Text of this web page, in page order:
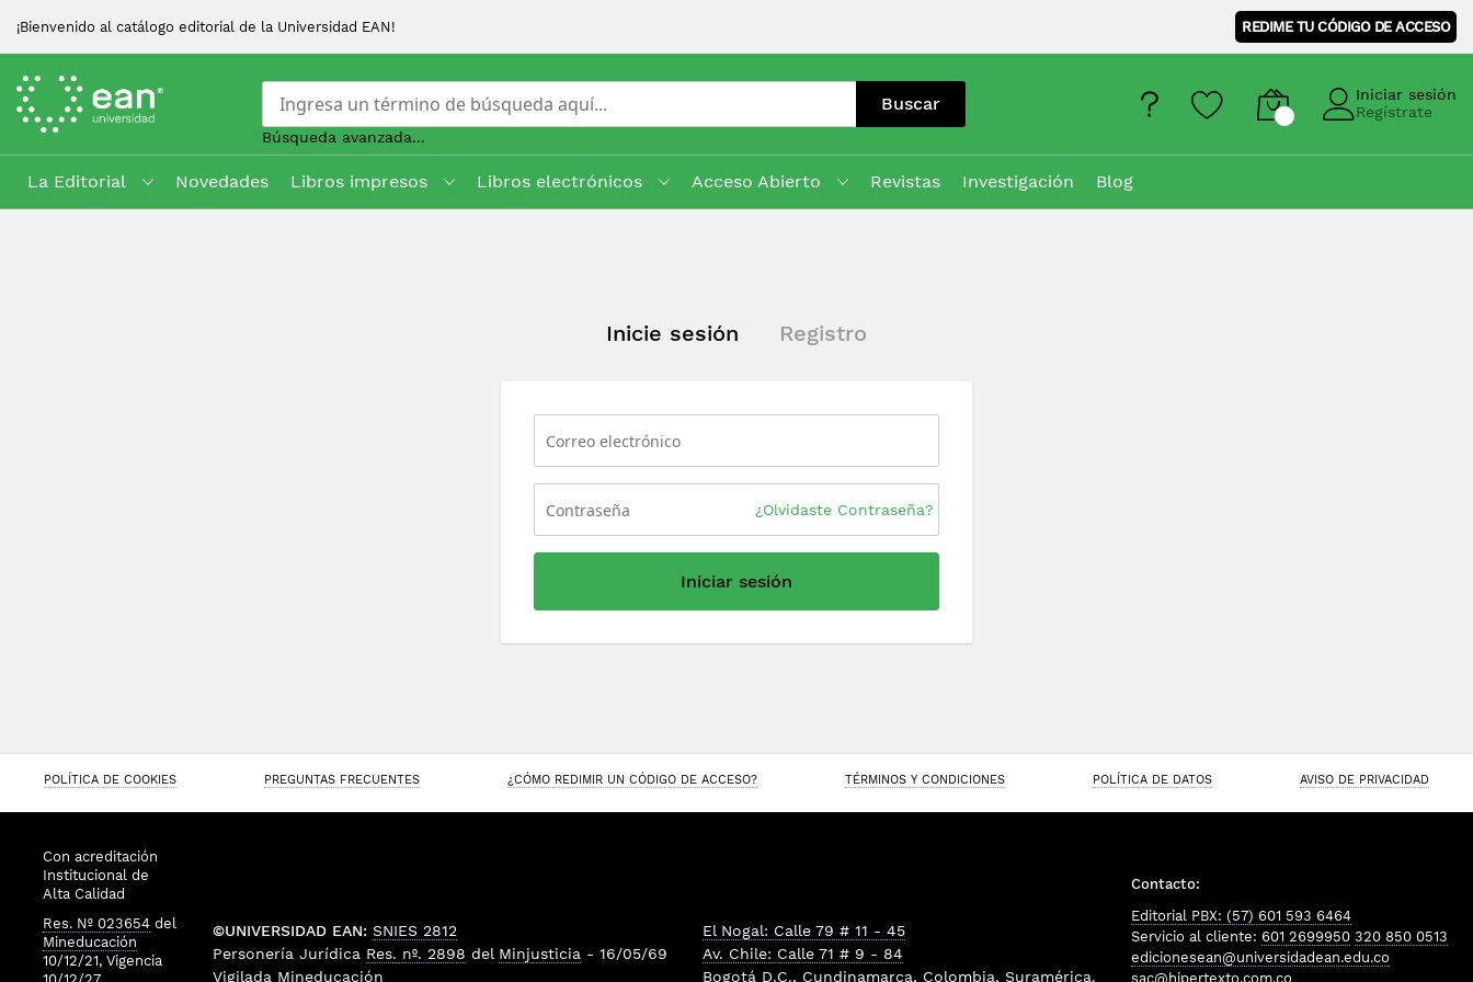
¡Bienvenido al catálogo editorial de la Universidad EAN! REDIME TU CÓDIGO DE ACCESO
Buscar
Búsqueda avanzada...
Iniciar sesión
Regístrate
La Editorial Novedades Libros impresos Libros electrónicos Acceso Abierto Revistas Investigación
Blog
Inicie sesión Registro
¿Olvidaste Contraseña?
Iniciar sesión
POLÍTICA DE COOKIES PREGUNTAS FRECUENTES ¿CÓMO REDIMIR UN CÓDIGO DE ACCESO? TÉRMINOS Y CONDICIONES POLÍTICA DE DATOS AVISO DE PRIVACIDAD
Con acreditación
Institucional de
Alta Calidad
Res. Nº 023654 del
Mineducación
10/12/21, Vigencia
©UNIVERSIDAD EAN: SNIES 2812
Personería Jurídica Res. nº. 2898 del Minjusticia - 16/05/69
Vigilada Mineducación
El Nogal: Calle 79 # 11 - 45
Av. Chile: Calle 71 # 9 - 84
Bogotá D.C., Cundinamarca, Colombia, Suramérica.
Contacto:
Editorial PBX: (57) 601 593 6464
Servicio al cliente: 601 2699950 320 850 0513
edicionesean@universidadean.edu.co
sac@hipertexto.com.co